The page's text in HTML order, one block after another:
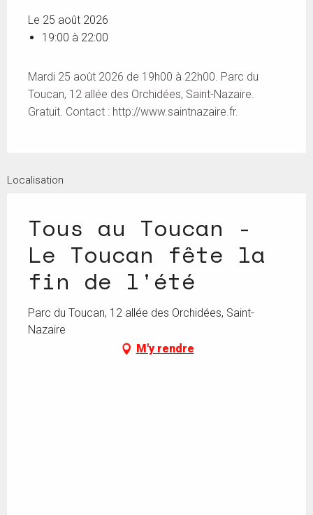
Le 25 août 2026
19:00 à 22:00
Mardi 25 août 2026 de 19h00 à 22h00. Parc du
Toucan, 12 allée des Orchidées, Saint-Nazaire.
Gratuit. Contact : http://www.saintnazaire.fr.
Localisation
Tous au Toucan -
Le Toucan fête la
fin de l'été
Parc du Toucan, 12 allée des Orchidées, Saint-
Nazaire
M'y rendre